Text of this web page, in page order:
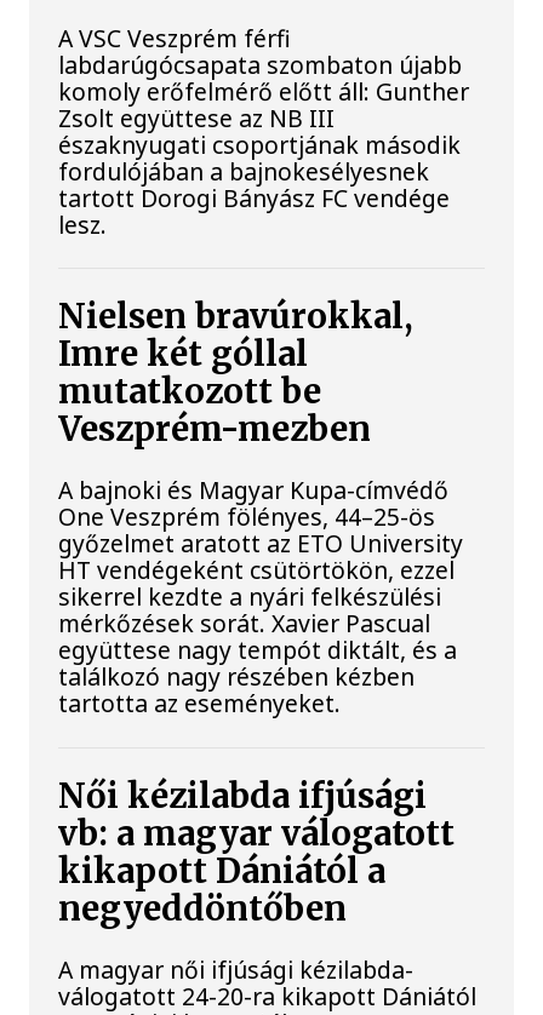
A VSC Veszprém férfi
labdarúgócsapata szombaton újabb
komoly erőfelmérő előtt áll: Gunther
Zsolt együttese az NB III
északnyugati csoportjának második
fordulójában a bajnokesélyesnek
tartott Dorogi Bányász FC vendége
lesz.
Nielsen bravúrokkal,
Imre két góllal
mutatkozott be
Veszprém-mezben
A bajnoki és Magyar Kupa-címvédő
One Veszprém fölényes, 44–25-ös
győzelmet aratott az ETO University
HT vendégeként csütörtökön, ezzel
sikerrel kezdte a nyári felkészülési
mérkőzések sorát. Xavier Pascual
együttese nagy tempót diktált, és a
találkozó nagy részében kézben
tartotta az eseményeket.
Női kézilabda ifjúsági
vb: a magyar válogatott
kikapott Dániától a
negyeddöntőben
A magyar női ifjúsági kézilabda-
válogatott 24-20-ra kikapott Dániától